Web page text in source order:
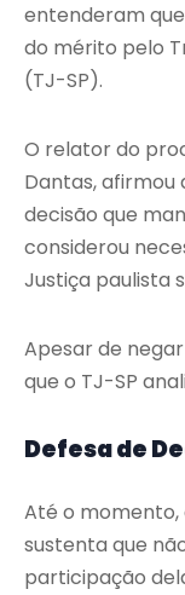
entenderam
do mérito pelo
(TJ-SP).
O relator do
Dantas, afirmou
decisão que
considerou
Justiça paulista
Apesar de
que o TJ-SP
Defesa de
Até o momento,
sustenta que
participação